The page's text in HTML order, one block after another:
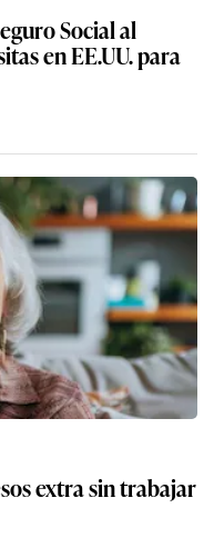
Social al
en EE.UU. para
extra sin trabajar